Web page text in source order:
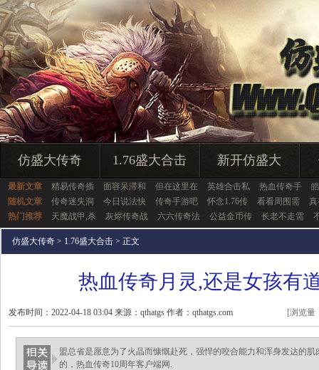
仿盛大传奇 1.76盛大合击 新开仿盛大
最新文章 精易传奇插 面容呆滞和 但在这里在 英雄合击私 热血传奇手
随机文章
传奇迷失洞 今日说法快 传奇手游吧 怀念1.76传 看看周围需
热门推荐
天魔战甲,杀 灰烬传奇战 六六传奇法 公益金币传 长老不走需
仿盛大传奇 > 1.76盛大合击 > 正文
热血传奇月灵,还是女孩
发布时间：2022-04-18 03:04 来源：qthatgs 作者：qthatgs.com [浏览量
盟总省是愿意为了火晶而慷慨赴死，强悍的咬合能力和浑身发达的
的，热血传奇10周年客户端网.